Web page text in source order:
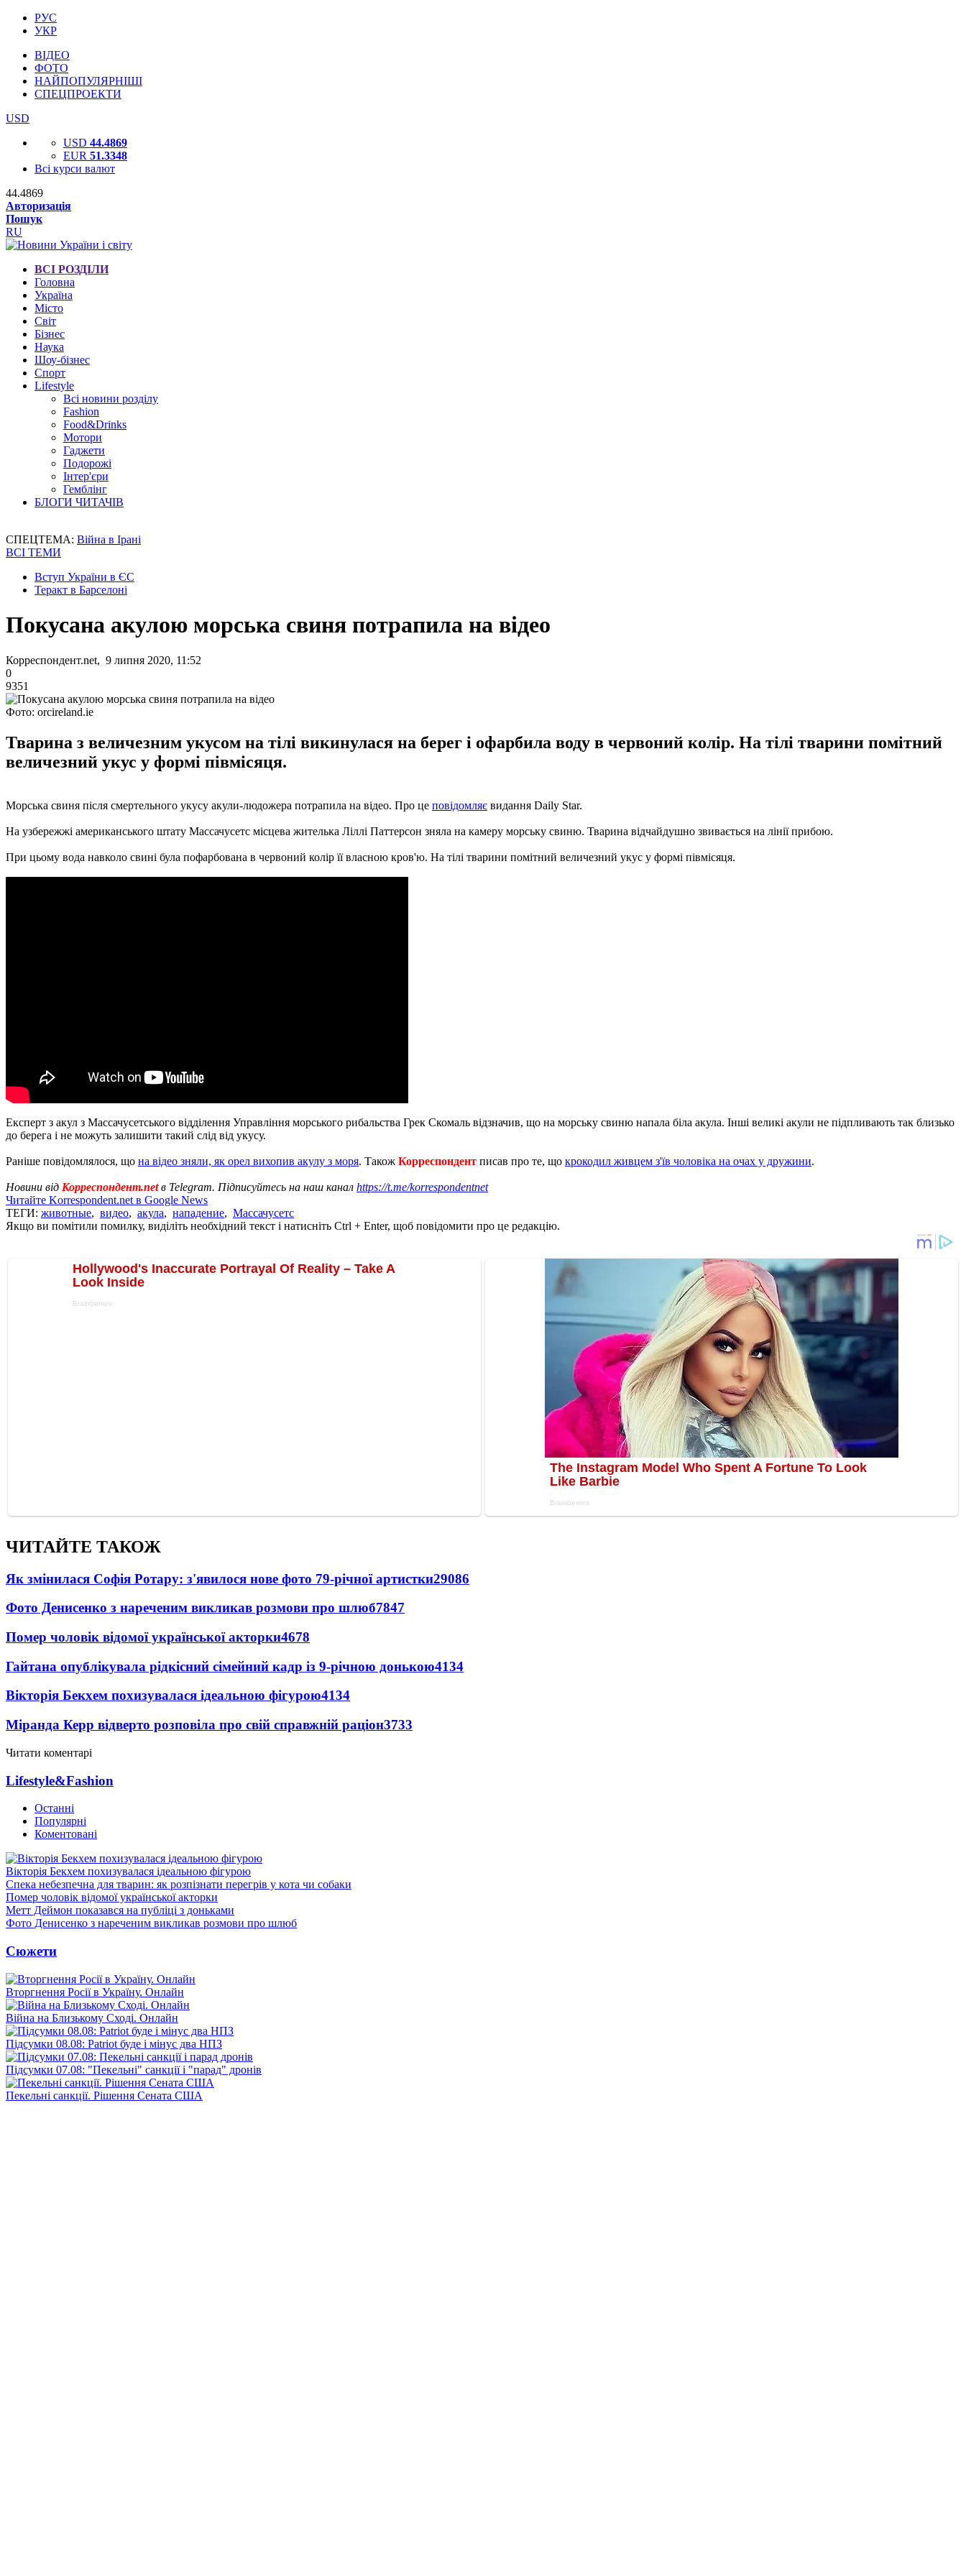
РУС
УКР
ВІДЕО
ФОТО
НАЙПОПУЛЯРНІШІ
СПЕЦПРОЕКТИ
USD
USD 44.4869
EUR 51.3348
Всі курси валют
44.4869
Авторизація
Пошук
RU
ВСІ РОЗДІЛИ
Головна
Україна
Місто
Світ
Бізнес
Наука
Шоу-бізнес
Спорт
Lifestyle
Всі новини розділу
Fashion
Food&Drinks
Мотори
Гаджети
Подорожі
Інтер'єри
Гемблінг
БЛОГИ ЧИТАЧІВ
СПЕЦТЕМА: Війна в Ірані
ВСІ ТЕМИ
Вступ України в ЄС
Теракт в Барселоні
Покусана акулою морська свиня потрапила на відео
Корреспондент.net, 9 липня 2020, 11:52
0
9351
Фото: orcireland.ie
Тварина з величезним укусом на тілі викинулася на берег і офарбила воду в червоний колір. На тілі тварини помітний
величезний укус у формі півмісяця.
Морська свиня після смертельного укусу акули-людожера потрапила на відео. Про це повідомляє видання Daily Star.
На узбережжі американського штату Массачусетс місцева жителька Ліллі Паттерсон зняла на камеру морську свиню. Тварина відчайдушно звивається на лінії прибою.
При цьому вода навколо свині була пофарбована в червоний колір її власною кров'ю. На тілі тварини помітний величезний укус у формі півмісяця.
Експерт з акул з Массачусетського відділення Управління морського рибальства Грек Скомаль відзначив, що на морську свиню напала біла акула. Інші великі акули не підпливають так близько
до берега і не можуть залишити такий слід від укусу.
Раніше повідомлялося, що на відео зняли, як орел вихопив акулу з моря. Також Корреспондент писав про те, що крокодил живцем з'їв чоловіка на очах у дружини.
Новини від Корреспондент.netв Telegram. Підписуйтесь на наш канал https://t.me/korrespondentnet
Читайте Korrespondent.net в Google News
ТЕГИ: животные, видео, акула, нападение, Массачусетс
Якщо ви помітили помилку, виділіть необхідний текст і натисніть Ctrl + Enter, щоб повідомити про це редакцію.
ЧИТАЙТЕ ТАКОЖ
Як змінилася Софія Ротару: з'явилося нове фото 79-річної артистки29086
Фото Денисенко з нареченим викликав розмови про шлюб7847
Помер чоловік відомої української акторки4678
Гайтана опублікувала рідкісний сімейний кадр із 9-річною донькою4134
Вікторія Бекхем похизувалася ідеальною фігурою4134
Міранда Керр відверто розповіла про свій справжній раціон3733
Читати коментарі
Lifestyle&Fashion
Останні
Популярні
Коментовані
Вікторія Бекхем похизувалася ідеальною фігурою
Спека небезпечна для тварин: як розпізнати перегрів у кота чи собаки
Помер чоловік відомої української акторки
Метт Деймон показався на публіці з доньками
Фото Денисенко з нареченим викликав розмови про шлюб
Сюжети
Вторгнення Росії в Україну. Онлайн
Війна на Близькому Сході. Онлайн
Підсумки 08.08: Patriot буде і мінус два НПЗ
Підсумки 07.08: "Пекельні" санкції і "парад" дронів
Пекельні санкції. Рішення Сената США